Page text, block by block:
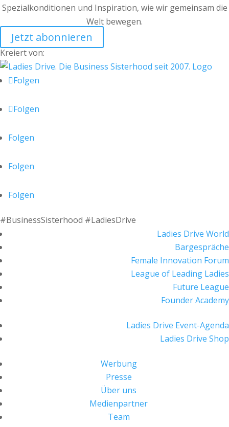
Spezialkonditionen und Inspiration, wie wir gemeinsam die
Welt bewegen.
Jetzt abonnieren
Kreiert von:
Folgen
Folgen
Folgen
Folgen
Folgen
#BusinessSisterhood #LadiesDrive
Ladies Drive World
Bargespräche
Female Innovation Forum
League of Leading Ladies
Future League
Founder Academy
Ladies Drive Event-Agenda
Ladies Drive Shop
Werbung
Presse
Über uns
Medienpartner
Team